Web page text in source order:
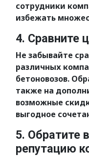
сотрудники
избежать
4. Сравните
Не забывайте
различных
бетоновозов.
также на
возможные
выгодное
5. Обратите
репутацию